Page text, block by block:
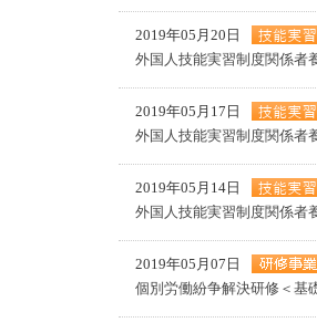
2019年05月20日
外国人技能実習制度関係者
2019年05月17日
外国人技能実習制度関係者
2019年05月14日
外国人技能実習制度関係者
2019年05月07日
個別労働紛争解決研修＜基